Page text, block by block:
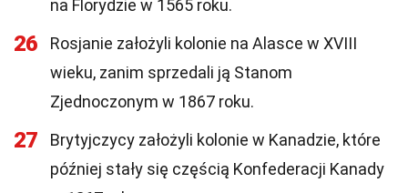
na Florydzie w 1565 roku.
26
Rosjanie założyli kolonie na Alasce w XVIII
wieku, zanim sprzedali ją Stanom
Zjednoczonym w 1867 roku.
27
Brytyjczycy założyli kolonie w Kanadzie, które
później stały się częścią Konfederacji Kanady